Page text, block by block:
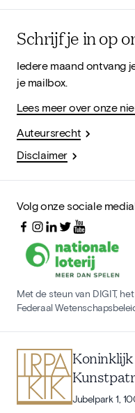
Schrijf je in op
Iedere maand ontvang
je mailbox.
Lees meer over onze
Auteursrecht
Disclaimer
Volg onze sociale
Met de steun van DIGIT,
Federaal
Jubelpark 1,